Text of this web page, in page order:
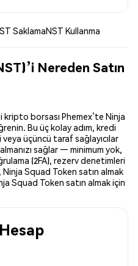
SaklamaNST Kullanma
Nereden Satın
borsası Phemex’te Ninja
Bu üç kolay adım, kredi
üçüncü taraf sağlayıcılar
sağlar — minimum yok,
(2FA), rezerv denetimleri
Ninja Squad Token satın almak
Squad Token satın almak için